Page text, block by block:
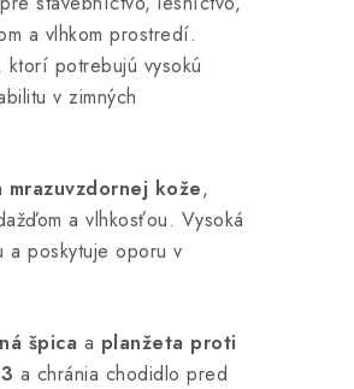
a vlhkom prostredí.
potrebujú vysokú
v zimných
kože,
a vlhkosťou. Vysoká
a poskytuje oporu v
špica a planžeta proti
a chránia chodidlo pred